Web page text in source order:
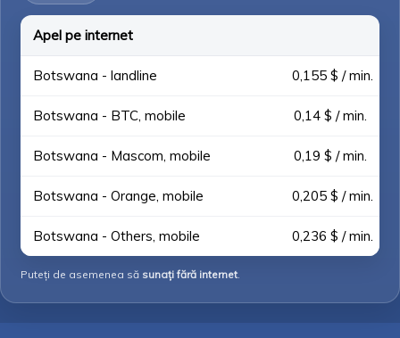
Apel pe internet
Botswana - landline 0,155 $ / min.
Botswana - BTC, mobile 0,14 $ / min.
Botswana - Mascom, mobile 0,19 $ / min.
Botswana - Orange, mobile 0,205 $ / min.
Botswana - Others, mobile 0,236 $ / min.
Puteți de asemenea să sunați fără internet.